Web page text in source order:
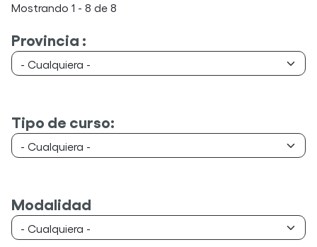
Mostrando 1 - 8 de 8
Provincia :
Tipo de curso:
Modalidad